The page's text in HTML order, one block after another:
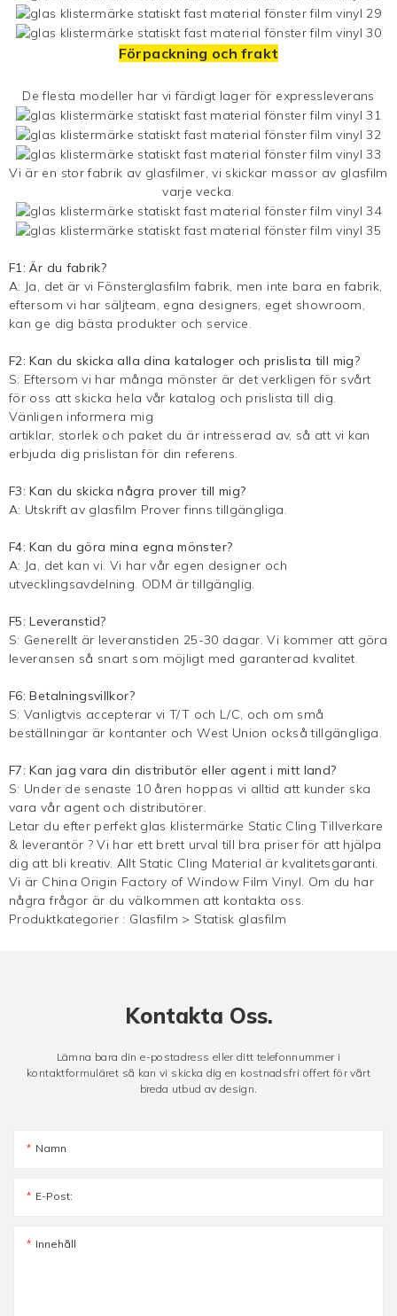
Förpackning och frakt
De flesta modeller har vi färdigt lager för expressleverans
Vi är en stor fabrik av glasfilmer, vi skickar massor av glasfilm
varje vecka.
F1: Är du fabrik?
A: Ja, det är vi Fönsterglasfilmfabrik, men inte bara en fabrik,
eftersom vi har säljteam, egna designers, eget showroom,
kan ge dig bästa produkter och service.
F2: Kan du skicka alla dina kataloger och prislista till mig?
S: Eftersom vi har många mönster är det verkligen för svårt
för oss att skicka hela vår katalog och prislista till dig.
Vänligen informera mig
artiklar, storlek och paket du är intresserad av, så att vi kan
erbjuda dig prislistan för din referens.
F3: Kan du skicka några prover till mig?
A: Utskrift av glasfilm Prover finns tillgängliga.
F4: Kan du göra mina egna mönster?
A: Ja, det kan vi. Vi har vår egen designer och
utvecklingsavdelning. ODM är tillgänglig.
F5: Leveranstid?
S: Generellt är leveranstiden 25-30 dagar. Vi kommer att göra
leveransen så snart som möjligt med garanterad kvalitet.
F6: Betalningsvillkor?
S: Vanligtvis accepterar vi T/T och L/C, och om små
beställningar är kontanter och West Union också tillgängliga.
F7: Kan jag vara din distributör eller agent i mitt land?
S: Under de senaste 10 åren hoppas vi alltid att kunder ska
vara vår agent och distributörer.
Letar du efter perfekt glas klistermärke Static Cling Tillverkare
& leverantör ? Vi har ett brett urval till bra priser för att hjälpa
dig att bli kreativ. Allt Static Cling Material är kvalitetsgaranti.
Vi är China Origin Factory of Window Film Vinyl. Om du har
några frågor är du välkommen att kontakta oss.
Produktkategorier : Glasfilm > Statisk glasfilm
Kontakta Oss.
Lämna bara din e-postadress eller ditt telefonnummer i
kontaktformuläret så kan vi skicka dig en kostnadsfri offert för vårt
breda utbud av design.
Namn
E-Post:
Innehåll